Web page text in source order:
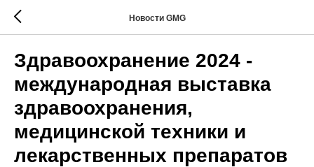
Новости GMG
Здравоохранение 2024 -
международная выставка
здравоохранения,
медицинской техники и
лекарственных препаратов